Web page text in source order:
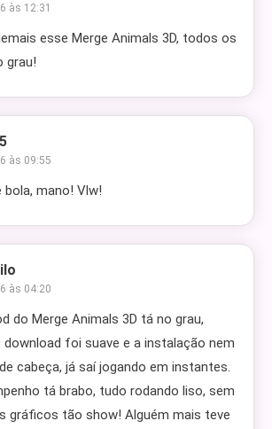
às 12:31
esse Merge Animals 3D, todos os
grau!
às 09:55
bola, mano! Vlw!
às 04:20
do Merge Animals 3D tá no grau,
download foi suave e a instalação nem
cabeça, já saí jogando em instantes.
tá brabo, tudo rodando liso, sem
gráficos tão show! Alguém mais teve